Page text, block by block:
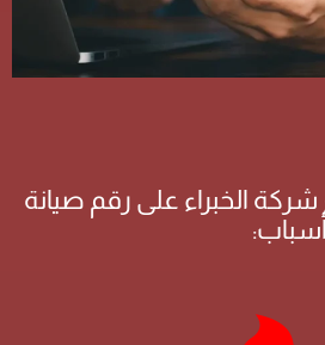
الخبراء على رقم صيانة